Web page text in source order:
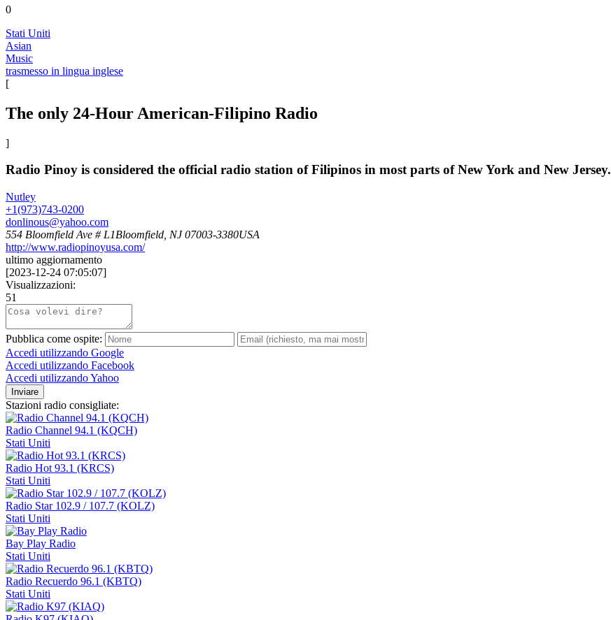
0
Stati Uniti
Asian
Music
trasmesso in lingua inglese
[
The only 24-Hour American-Filipino Radio
]
Radio Pinoy is considered the official radio station of Filipinos in most parts of New York and New Jersey.
Nutley
+1(973)743-0200
donlinous@yahoo.com
554 Bloomfield Ave # L1Bloomfield, NJ 07003-3380USA
http://www.radiopinoyusa.com/
ultimo aggiornamento
[2023-12-24 07:05:07]
Visualizzazioni:
51
Pubblica come ospite:
Accedi utilizzando Google
Accedi utilizzando Facebook
Accedi utilizzando Yahoo
Inviare
Stazioni radio consigliate:
Radio Channel 94.1 (KQCH)
Stati Uniti
Radio Hot 93.1 (KRCS)
Stati Uniti
Radio Star 102.9 / 107.7 (KOLZ)
Stati Uniti
Bay Play Radio
Stati Uniti
Radio Recuerdo 96.1 (KBTQ)
Stati Uniti